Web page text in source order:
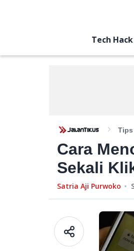
Tech Hack
Tips
Cara
Sekali
Satria Aji Purwoko